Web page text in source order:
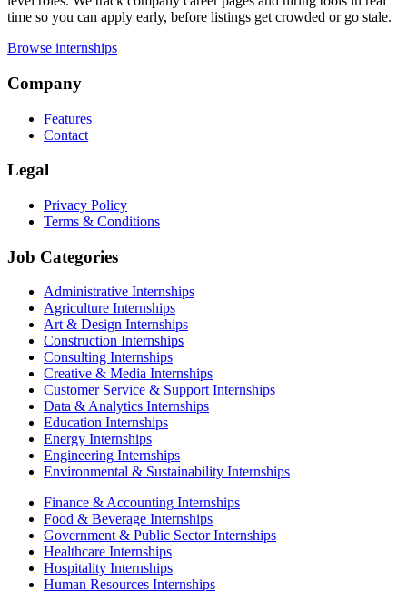
time so you can apply early, before listings get crowded or go stale.
Browse internships
Company
Features
Contact
Legal
Privacy Policy
Terms & Conditions
Job Categories
Administrative Internships
Agriculture Internships
Art & Design Internships
Construction Internships
Consulting Internships
Creative & Media Internships
Customer Service & Support Internships
Data & Analytics Internships
Education Internships
Energy Internships
Engineering Internships
Environmental & Sustainability Internships
Finance & Accounting Internships
Food & Beverage Internships
Government & Public Sector Internships
Healthcare Internships
Hospitality Internships
Human Resources Internships